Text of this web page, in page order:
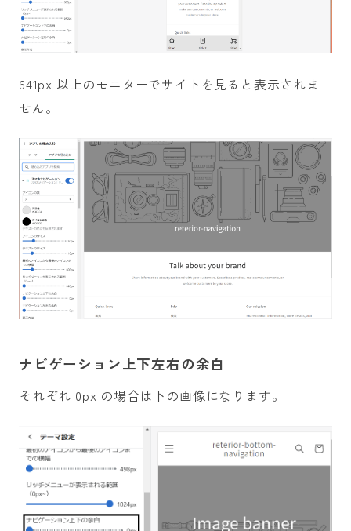
641px 以上のモニターでサイトを見ると表示されま
せん。
ナビゲーション上下左右の余白
それぞれ 0px の場合は下の画像になります。